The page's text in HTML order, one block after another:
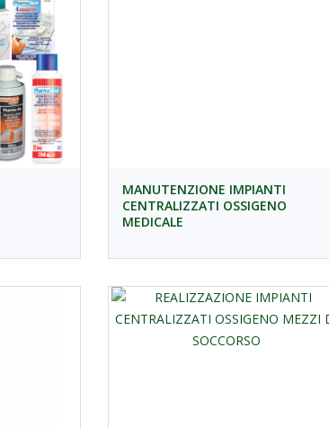
MANUTENZIONE IMPIANTI
CENTRALIZZATI OSSIGENO
MEDICALE